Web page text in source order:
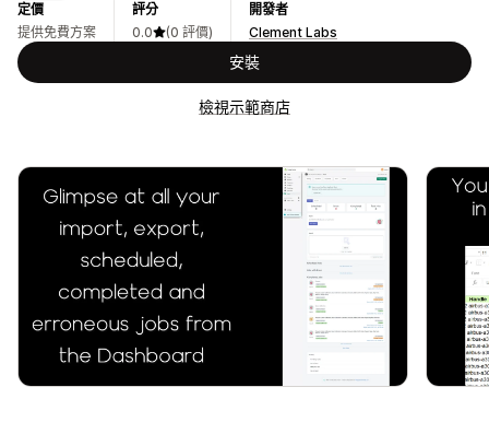
定價
提供免費方案
評分
0.0
(0 評價)
開發者
Clement Labs
安裝
檢視示範商店